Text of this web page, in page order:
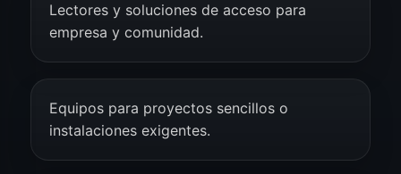
Lectores y soluciones de acceso para
empresa y comunidad.
Equipos para proyectos sencillos o
instalaciones exigentes.